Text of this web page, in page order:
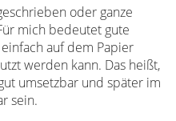
oder ganze
mich bedeutet gute
auf dem Papier
werden kann. Das heißt,
umsetzbar und später im
sein.